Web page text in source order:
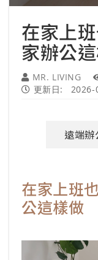
在家上
家辦公
MR. LIVING
更新日:
2026-
遠端辦
在家上班
公這樣做